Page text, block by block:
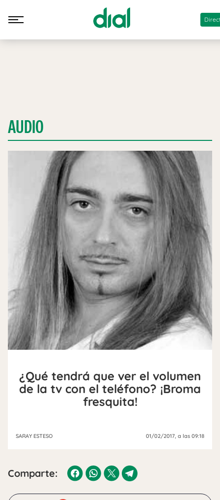
AUDIO
¿Qué tendrá que ver el volumen
de la tv con el teléfono? ¡Broma
fresquita!
SARAY ESTESO 01/02/2017 , a las 09:18
Comparte: